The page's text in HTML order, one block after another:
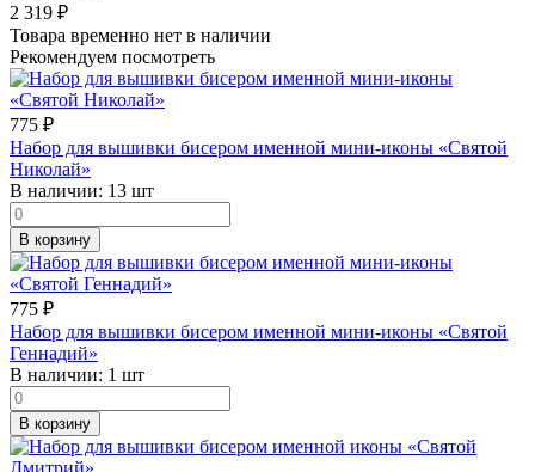
2 319 ₽
Товара временно нет в наличии
Рекомендуем посмотреть
775 ₽
Набор для вышивки бисером именной мини-иконы «Святой
Николай»
В наличии: 13 шт
В корзину
775 ₽
Набор для вышивки бисером именной мини-иконы «Святой
Геннадий»
В наличии: 1 шт
В корзину